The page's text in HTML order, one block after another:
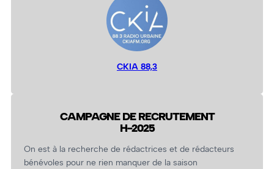
CKIA 88,3
CAMPAGNE DE RECRUTEMENT
H-2025
On est à la recherche de rédactrices et de rédacteurs
bénévoles pour ne rien manquer de la saison